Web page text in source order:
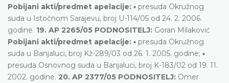
Pobijani akti/predmet apelacije: ▪ presuda Okružnog
suda u Istočnom Sarajevu, broj U-114/05 od 24. 2. 2006.
godine. 19. AP 2265/05 PODNOSITELJ: Goran Milaković
Pobijani akti/predmet apelacije: ▪ presuda Okružnog
suda u Banjaluci, broj Kž-289/03 od 26. 1. 2005. godine; ▪
presuda Osnovnog suda u Banjaluci, broj K-183/02 od 19. 11.
2002. godine. 20. AP 2377/05 PODNOSITELJ: Omer